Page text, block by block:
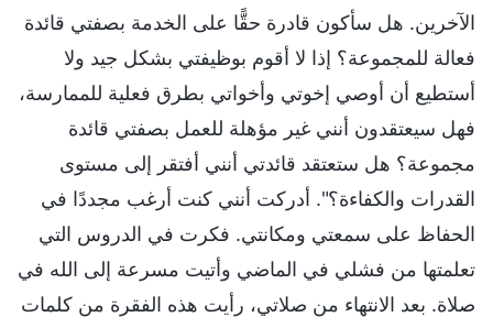
الآخرين. هل سأكون قادرة حقًّا على الخدمة بصفتي قائدة
فعالة للمجموعة؟ إذا لا أقوم بوظيفتي بشكل جيد ولا
أستطيع أن أوصي إخوتي وأخواتي بطرق فعلية للممارسة،
فهل سيعتقدون أنني غير مؤهلة للعمل بصفتي قائدة
مجموعة؟ هل ستعتقد قائدتي أنني أفتقر إلى مستوى
القدرات والكفاءة؟". أدركت أنني كنت أرغب مجددًا في
الحفاظ على سمعتي ومكانتي. فكرت في الدروس التي
تعلمتها من فشلي في الماضي وأتيت مسرعة إلى الله في
صلاة. بعد الانتهاء من صلاتي، رأيت هذه الفقرة من كلمات